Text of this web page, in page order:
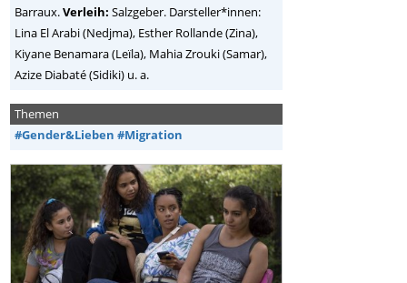
Barraux.Verleih: Salzgeber. Darsteller*innen:
Lina El Arabi (Nedjma), Esther Rollande (Zina),
Kiyane Benamara (Leïla), Mahia Zrouki (Samar),
Azize Diabaté (Sidiki) u. a.
Themen
#Gender&Lieben #Migration